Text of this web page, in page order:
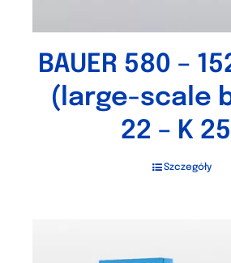
BAUER 580 –
(large-scale
22 – K
Szczegóły